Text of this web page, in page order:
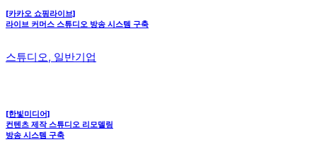
[카카오 쇼핑라이브]
라이브 커머스 스튜디오 방송 시스템 구축
스튜디오, 일반기업
[한빛미디어]
컨텐츠 제작 스튜디오 리모델링
방송 시스템 구축